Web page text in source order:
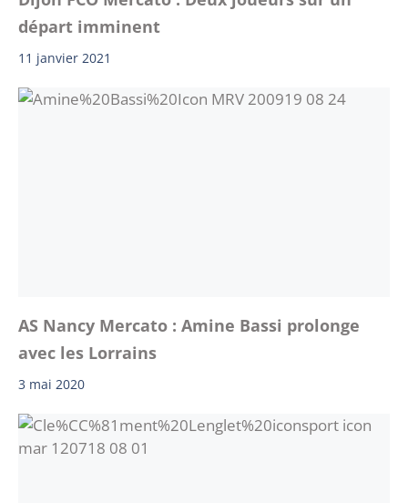
départ imminent
11 janvier 2021
AS Nancy Mercato : Amine Bassi prolonge
avec les Lorrains
3 mai 2020